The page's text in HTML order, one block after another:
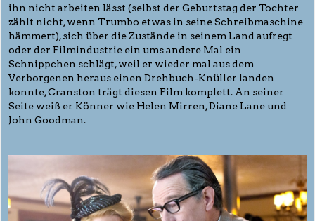
ihn nicht arbeiten lässt (selbst der Geburtstag der Tochter
zählt nicht, wenn Trumbo etwas in seine Schreibmaschine
hämmert), sich über die Zustände in seinem Land aufregt
oder der Filmindustrie ein ums andere Mal ein
Schnippchen schlägt, weil er wieder mal aus dem
Verborgenen heraus einen Drehbuch-Knüller landen
konnte, Cranston trägt diesen Film komplett. An seiner
Seite weiß er Könner wie Helen Mirren, Diane Lane und
John Goodman.